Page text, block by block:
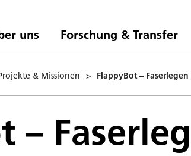
uns Forschung & Transfer
& Missionen > FlappyBot –
–